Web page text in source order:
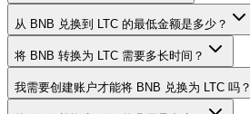
从 BNB 兑换到 LTC 的最低金额是多少？
将 BNB 转换为 LTC 需要多长时间？
我需要创建账户才能将 BNB 兑换为 LTC 吗？